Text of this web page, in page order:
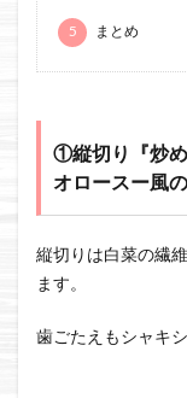
5 まとめ
①縦切り『炒
オロースー風
縦切りは白菜の繊
ます。
歯ごたえもシャキ